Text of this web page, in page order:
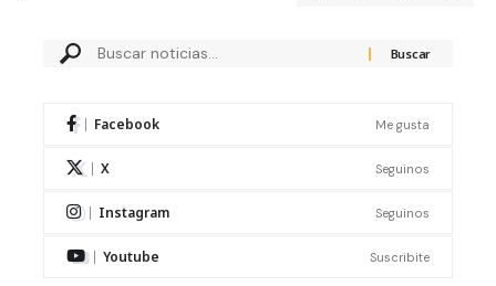
Facebook Me gusta
X Seguinos
Instagram Seguinos
Youtube Suscribite